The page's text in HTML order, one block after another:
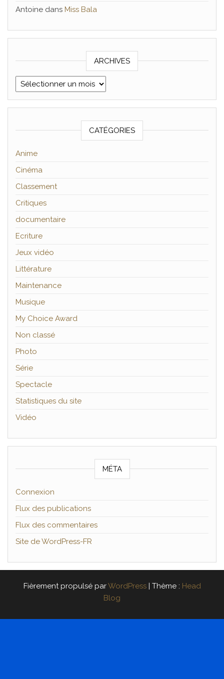
Antoine dans Miss Bala
ARCHIVES
Archives
CATÉGORIES
Anime
Cinéma
Classement
Critiques
documentaire
Ecriture
Jeux vidéo
Littérature
Maintenance
Musique
My Choice Award
Non classé
Photo
Série
Spectacle
Statistiques du site
Vidéo
MÉTA
Connexion
Flux des publications
Flux des commentaires
Site de WordPress-FR
Fièrement propulsé parWordPress | Thème : Head
Blog